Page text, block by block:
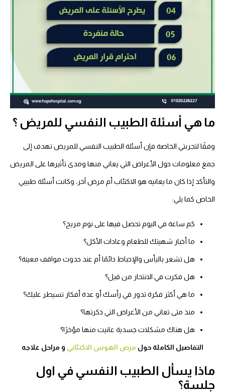
ما هي أسئلة الطبيب النفسي للمريض ؟
وفقًا لتجربتي الخاصة فإن أسئلة الطبيب النفسي للمريض تهدف إلى
جمع معلومات حول الأعراض التي يعاني منها ومدى تأثيرها على المريض
والتأكد إذا كان ما يعانيه هو الاكتئاب أم مرض آخر، وكانت أسئلة طبيبي
الخاص كما يلي:
كم ساعة في اليوم تحصل فيها على نوم مريح؟
ما أخبار شهيتك للطعام وعادات الأكل؟
هل تشعر باليأس والإحباط دائمًا أم عند حدوث مواقف معينة؟
هل فكرت في الانتحار من قبل؟
ما هي أكثر فكرة تدور في رأسك أو عدة أفكار تسيطر عليك؟
منذ متى تعاني من الأعراض التي ذكرتها؟
هل هناك مشكلات جسدية عانيت منها مؤخرًا؟
التفاصيل الكاملة حول مرض الهوس الاكتئابي و مراحل علاجه
ماذا يسأل الطبيب النفسي في اول
جلسة؟